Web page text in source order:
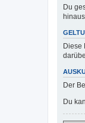
Du
Diese
Der
Du